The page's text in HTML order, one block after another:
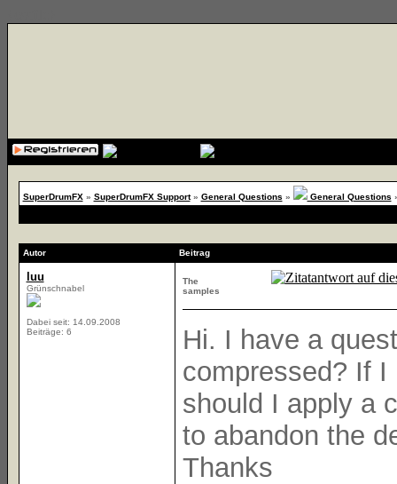
SuperDrumFX» SuperDrumFX Support» General Questions » General Questions
Autor Beitrag
luu
Grünschnabel
Dabei seit: 14.09.2008
Beiträge: 6
The
samples
Hi. I have a
compressed? If I
should I apply a
to abandon the
Thanks